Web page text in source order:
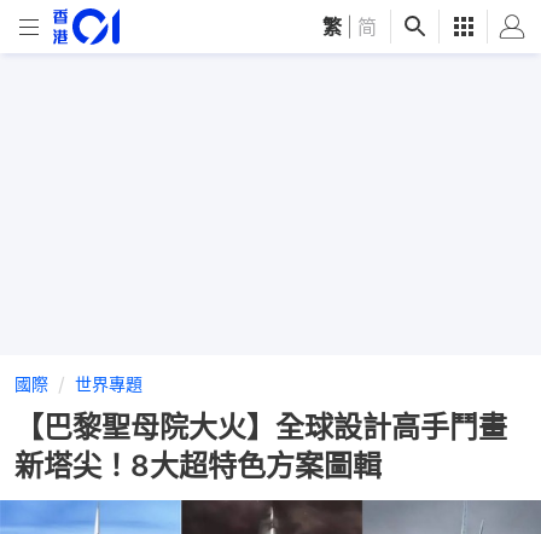
繁 简
國際 世界專題
【巴黎聖母院大火】全球設計高手鬥畫
新塔尖！8大超特色方案圖輯